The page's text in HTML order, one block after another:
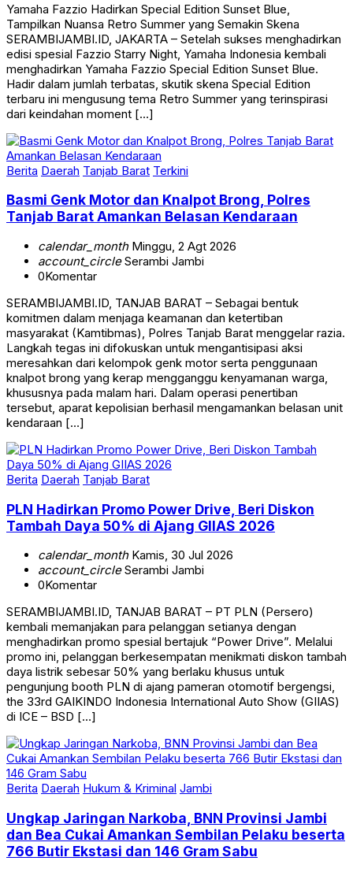
Yamaha Fazzio Hadirkan Special Edition Sunset Blue,
Tampilkan Nuansa Retro Summer yang Semakin Skena
SERAMBIJAMBI.ID, JAKARTA – Setelah sukses menghadirkan
edisi spesial Fazzio Starry Night, Yamaha Indonesia kembali
menghadirkan Yamaha Fazzio Special Edition Sunset Blue.
Hadir dalam jumlah terbatas, skutik skena Special Edition
terbaru ini mengusung tema Retro Summer yang terinspirasi
dari keindahan moment […]
Berita Daerah Tanjab Barat Terkini
Basmi Genk Motor dan Knalpot Brong, Polres
Tanjab Barat Amankan Belasan Kendaraan
calendar_monthMinggu, 2 Agt 2026
account_circleSerambi Jambi
0Komentar
SERAMBIJAMBI.ID, TANJAB BARAT – Sebagai bentuk
komitmen dalam menjaga keamanan dan ketertiban
masyarakat (Kamtibmas), Polres Tanjab Barat menggelar razia.
Langkah tegas ini difokuskan untuk mengantisipasi aksi
meresahkan dari kelompok genk motor serta penggunaan
knalpot brong yang kerap mengganggu kenyamanan warga,
khususnya pada malam hari. Dalam operasi penertiban
tersebut, aparat kepolisian berhasil mengamankan belasan unit
kendaraan […]
Berita Daerah Tanjab Barat
PLN Hadirkan Promo Power Drive, Beri Diskon
Tambah Daya 50% di Ajang GIIAS 2026
calendar_monthKamis, 30 Jul 2026
account_circleSerambi Jambi
0Komentar
SERAMBIJAMBI.ID, TANJAB BARAT – PT PLN (Persero)
kembali memanjakan para pelanggan setianya dengan
menghadirkan promo spesial bertajuk “Power Drive”. Melalui
promo ini, pelanggan berkesempatan menikmati diskon tambah
daya listrik sebesar 50% yang berlaku khusus untuk
pengunjung booth PLN di ajang pameran otomotif bergengsi,
the 33rd GAIKINDO Indonesia International Auto Show (GIIAS)
di ICE – BSD […]
Berita Daerah Hukum & Kriminal Jambi
Ungkap Jaringan Narkoba, BNN Provinsi Jambi
dan Bea Cukai Amankan Sembilan Pelaku beserta
766 Butir Ekstasi dan 146 Gram Sabu